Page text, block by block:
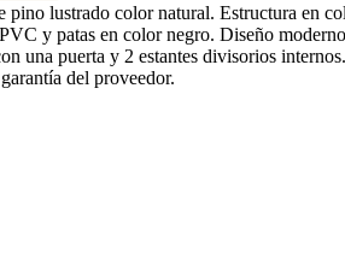
pino lustrado color natural. Estructura en
y patas en color negro. Diseño
una puerta y 2 estantes divisorios
del proveedor.